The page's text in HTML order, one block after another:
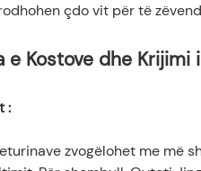
çdo vit për të
e Kostove dhe
:
zvogëlohet me më